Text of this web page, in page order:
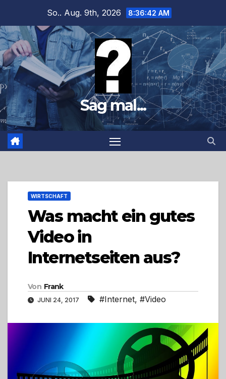
springen
So.. Aug. 9th, 2026 8:36:43 AM
Sag mal...
WIRTSCHAFT
Was macht ein gutes
Video in
Internetseiten aus?
Von Frank
JUNI 24, 2017 #Internet, #Video